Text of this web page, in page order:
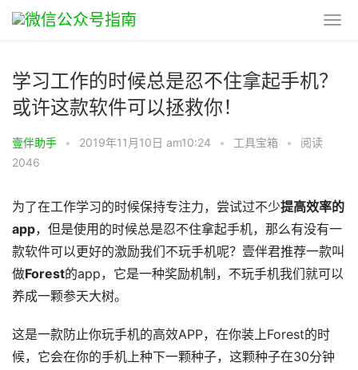
学习工作的时候总是忍不住拿起手机？
或许这款软件可以拯救你！
壹伴助手 • 2019年11月10日 am10:24 • 工具宝箱 •
阅读
2046
为了在工作学习的时候保持专注力，尝试过不少提高效率的
app，但是使用的时候总是忍不住拿起手机，那么有没有一
款软件可以更好的激励我们不玩手机呢？壹伴君推荐一款叫
做Forest的app，它是一种奖励机制，不玩手机我们就可以
养成一颗参天大树。
这是一款防止你玩手机的高效APP，在你装上Forest的时
候，它会在你的手机上种下一颗种子，这颗种子在30分钟